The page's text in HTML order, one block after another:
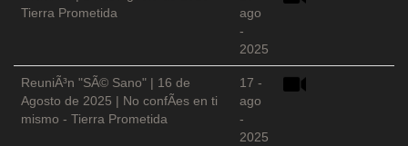
Tierra Prometida
ago
-
2025
ReuniÃ³n "SÃ© Sano" | 16 de
Agosto de 2025 | No confÃ­es en ti
mismo - Tierra Prometida
17 -
ago
-
2025